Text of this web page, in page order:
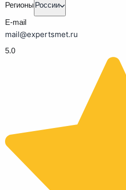
Регионы России
E-mail
mail@expertsmet.ru
5.0